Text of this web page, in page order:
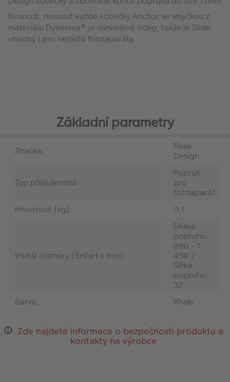
Nosnost: nosnost každé kotvičky Anchor se smyčkou z
materiálu Dyneema® je minimálně 90kg, takže je Slide
vhodný i pro nejtěžší fotoaparáty.
Základní parametry
Značka:
Peak
Design
Typ příslušenství:
Popruh
pro
fotoaparát
Hmotnost (kg):
0.1
Vnější rozměry (ŠxVxH v mm):
Délka
popruhu:
990 - 1
450 /
Šířka
popruhu:
32
Barva:
Khaki
Zde najdete informace o bezpečnosti produktu a
kontakty na výrobce